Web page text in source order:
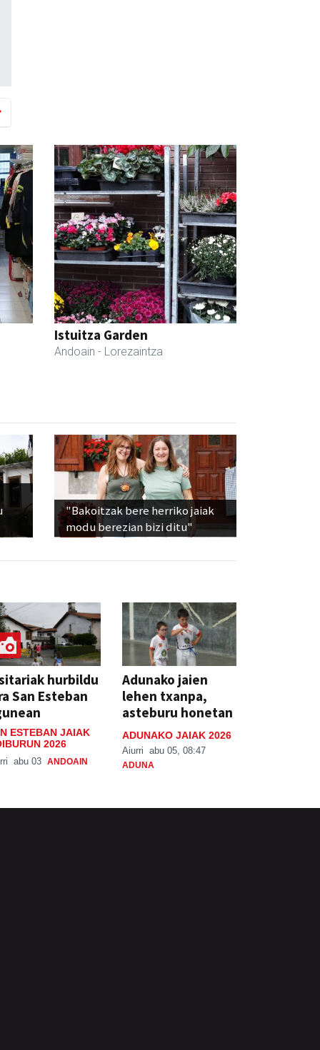
Istuitza Garden
Andoain - Lorezaintza
"Bakoitzak bere herriko jaiak
modu berezian bizi ditu"
hurbildu
San Esteban
ESTEBAN JAIAK
2026
abu 03 ANDOAIN
Adunako jaien
lehen txanpa,
asteburu honetan
ADUNAKO JAIAK 2026
Aiurri abu 05, 08:47
ADUNA